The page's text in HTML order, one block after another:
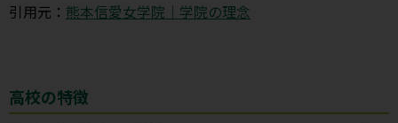
引用元： 熊本信愛女学院｜学院の理念
高校の特徴